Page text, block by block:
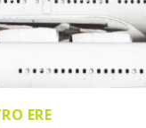
ERE